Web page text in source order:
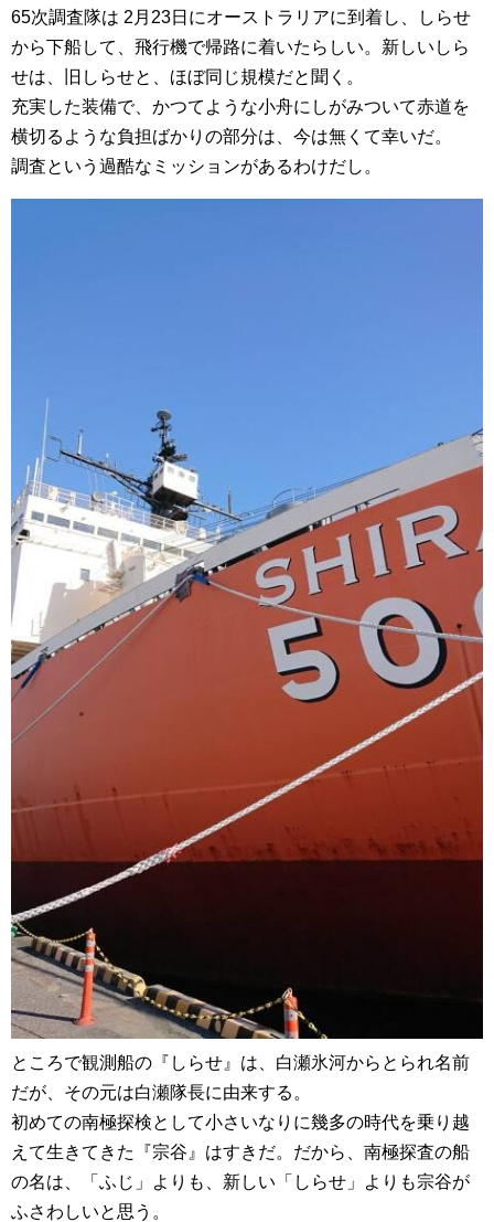
65次調査隊は 2月23日にオーストラリアに到着し、しらせ
から下船して、飛行機で帰路に着いたらしい。新しいしら
せは、旧しらせと、ほぼ同じ規模だと聞く。
充実した装備で、かつてような小舟にしがみついて赤道を
横切るような負担ばかりの部分は、今は無くて幸いだ。
調査という過酷なミッションがあるわけだし。
ところで観測船の『しらせ』は、白瀬氷河からとられ名前
だが、その元は白瀬隊長に由来する。
初めての南極探検として小さいなりに幾多の時代を乗り越
えて生きてきた『宗谷』はすきだ。だから、南極探査の船
の名は、「ふじ」よりも、新しい「しらせ」よりも宗谷が
ふさわしいと思う。